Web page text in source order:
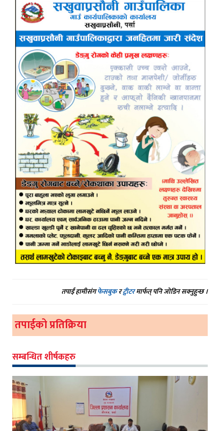
तपाईं हामीसंगफेसबुकरट्वीटरमार्फत् पनि जोडिन सक्नुहुन्छ ।
तपाईको प्रतिक्रिया
सम्बन्धित शीर्षकहरु